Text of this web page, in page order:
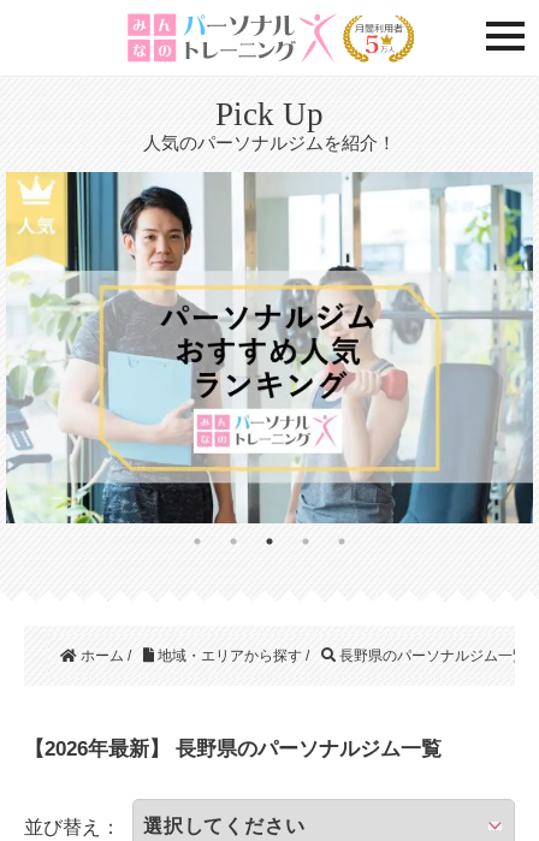
Pick Up
人気のパーソナルジムを紹介！
ホーム / 地域・エリアから探す / 長野県のパーソナルジム一覧
【2026年最新】 長野県のパーソナルジム一覧
並び替え：